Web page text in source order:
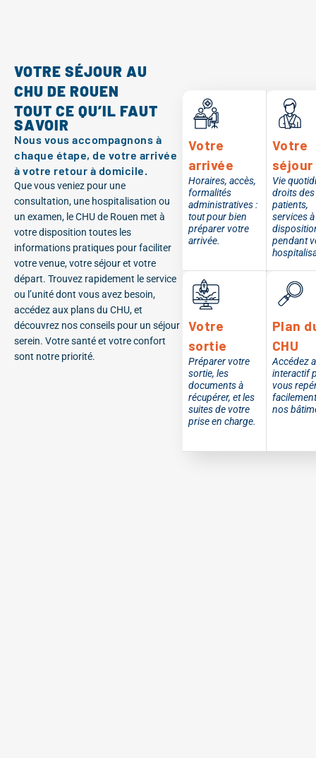
VOTRE SÉJOUR AU
CHU DE ROUEN
TOUT CE QU’IL FAUT
SAVOIR
Nous vous accompagnons à
chaque étape, de votre arrivée
à votre retour à domicile.
Que vous veniez pour une
consultation, une hospitalisation ou
un examen, le CHU de Rouen met à
votre disposition toutes les
informations pratiques pour faciliter
votre venue, votre séjour et votre
départ. Trouvez rapidement le service
ou l’unité dont vous avez besoin,
accédez aux plans du CHU, et
découvrez nos conseils pour un séjour
serein. Votre santé et votre confort
sont notre priorité.
Votre
arrivée
Horaires, accès,
formalités
administratives :
tout pour bien
préparer votre
arrivée.
Votre
séjour
Vie
droits des
patients,
services
pendant
Votre
sortie
Préparer votre
sortie, les
documents à
récupérer, et les
suites de votre
prise en charge.
Plan
CHU
Accédez
interactif
vous
nos